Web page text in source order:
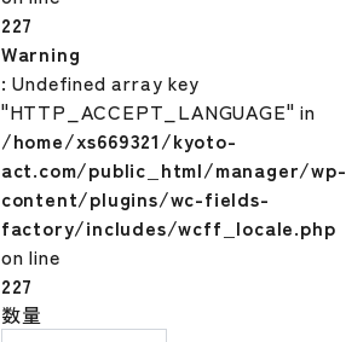
227
数量
野
Warning
: Undefined array key
"HTTP_ACCEPT_LANGUAGE" in
/home/xs669321/kyoto-
act.com/public_html/manager/wp-
content/plugins/wc-fields-
factory/includes/wcff_locale.php
on line
227